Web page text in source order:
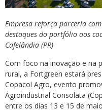
Empresa reforça parceria
destaques do portfólio aos
Cafelândia (PR)
Com foco na inovação e na
rural, a Fortgreen estará
Copacol Agro, evento
Agroindustrial Consolata
entre os dias 13 e 15 de